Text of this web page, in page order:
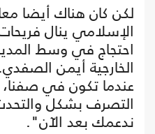
لكن كان هناك أيضا
الإسلامي ينال
احتجاج في وسط
الخارجية أيمن
عندما تكون في
التصرف بشكل
ندعمك بعد الآن".